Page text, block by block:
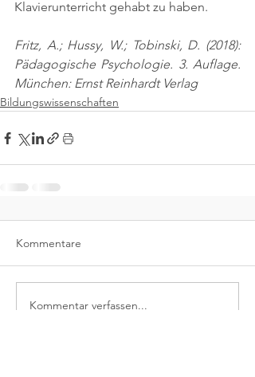
Klavierunterricht gehabt zu haben.
Fritz, A.; Hussy, W.; Tobinski, D. (2018):
Pädagogische Psychologie. 3. Auflage.
München: Ernst Reinhardt Verlag
Bildungswissenschaften
Kommentare
Kommentar verfassen...